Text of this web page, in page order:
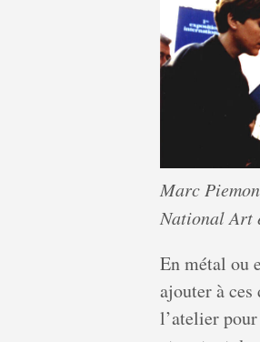
Marc
National Art
En métal ou
ajouter à
l’atelier